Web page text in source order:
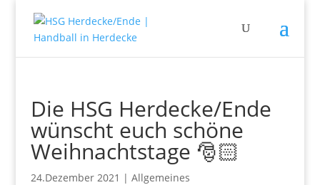
Die HSG Herdecke/Ende
wünscht euch schöne
Weihnachtstage 🎅🏻
24.Dezember 2021 | Allgemeines